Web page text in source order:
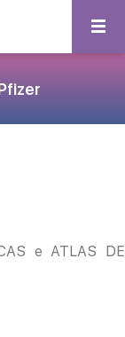
e ATLAS DE